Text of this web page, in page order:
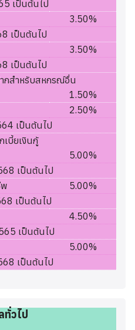
เป็นต้นไป
3.50%
เป็นต้นไป
3.50%
เป็นต้นไป
กสำหรับสหกรณ์อื่น
1.50%
2.50%
เป็นต้นไป
เบี้ยเงินกู้
5.00%
เป็นต้นไป
พ
5.00%
เป็นต้นไป
4.50%
เป็นต้นไป
5.00%
เป็นต้นไป
ทั่วไป